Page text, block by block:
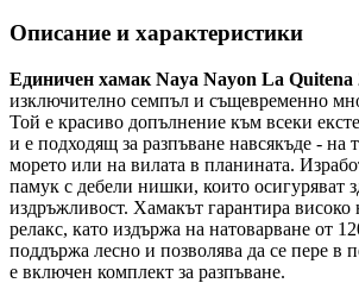
Описание и характеристики
Единичен хамак Naya Nayon La Quitena
изключително семпъл и същевременно
Той е красиво допълнение към всеки
и е подходящ за разпъване навсякъде - на
морето или на вилата в планината.
памук с дебели нишки, които осигуряват
издръжливост. Хамакът гарантира високо
релакс, като издържа на натоварване от
поддържа лесно и позволява да се пере в
е включен комплект за разпъване.